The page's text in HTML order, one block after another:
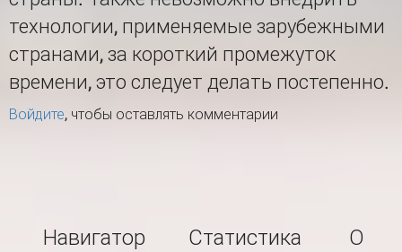
технологии, применяемые зарубежными
странами, за короткий промежуток
времени, это следует делать постепенно.
Войдите, чтобы оставлять комментарии
Навигатор Статистика О